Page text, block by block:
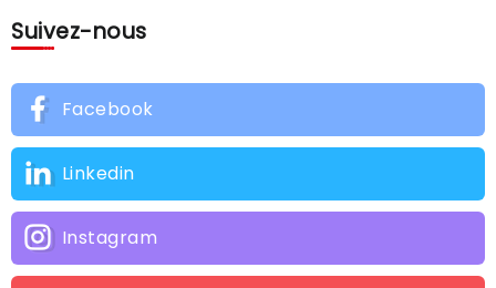
Suivez-nous
Facebook
Linkedin
Instagram